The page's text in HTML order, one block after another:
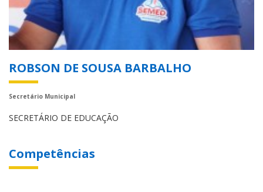
ROBSON DE SOUSA BARBALHO
Secretário Municipal
SECRETÁRIO DE EDUCAÇÃO
Competências